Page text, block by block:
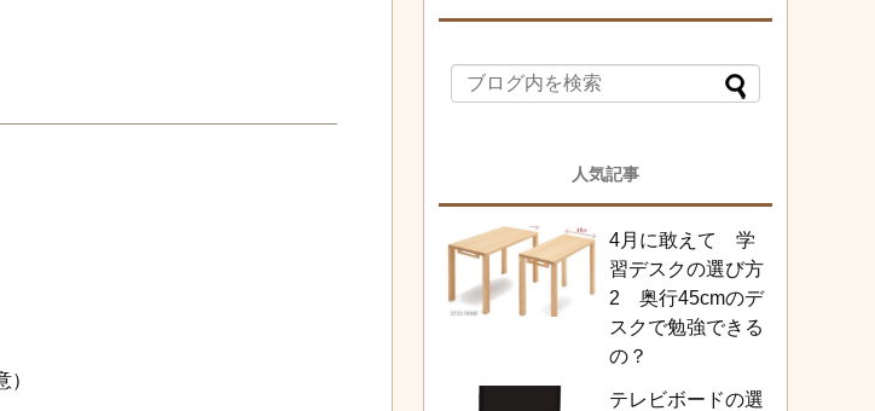
人気記事
4月に敢えて 学
習デスクの選び方
2 奥行45cmのデ
スクで勉強できる
の？
テレビボードの選